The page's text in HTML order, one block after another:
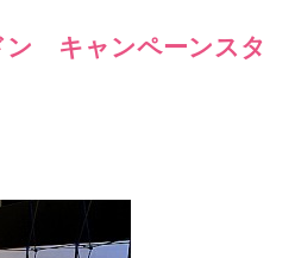
ン キャンペーンスタ